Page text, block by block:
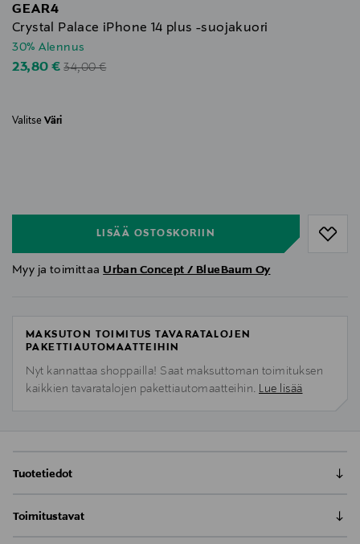
GEAR4
Crystal Palace iPhone 14 plus -suojakuori
30% Alennus
Discounted Price
23,80 €Original Price
34,00 €
Valitse Väri
LISÄÄ OSTOSKORIIN
Myy ja toimittaa Urban Concept / BlueBaum Oy
MAKSUTON TOIMITUS TAVARATALOJEN
PAKETTIAUTOMAATTEIHIN
Nyt kannattaa shoppailla! Saat maksuttoman toimituksen
kaikkien tavaratalojen pakettiautomaatteihin. Lue lisää
Tuotetiedot
GEAR4 Crystal Palace on läpinäkyvä ja kirkas,
Toimitustavat